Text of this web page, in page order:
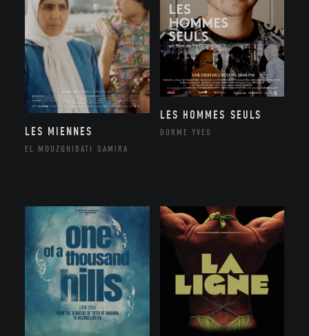
LES MIENNES
EL MOUZGHIBATI SAMIRA
LES HOMMES SEULS
DORME YVES